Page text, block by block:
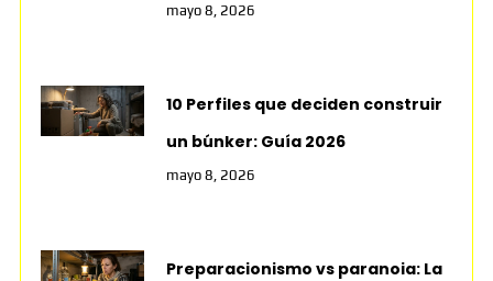
mayo 8, 2026
10 Perfiles que deciden construir
un búnker: Guía 2026
mayo 8, 2026
Preparacionismo vs paranoia: La